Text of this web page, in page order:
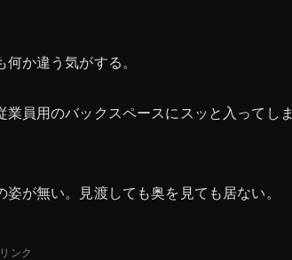
か違う気がする。
員用のバックスペースにスッと入ってしま
が無い。見渡しても奥を見ても居ない。
ンク